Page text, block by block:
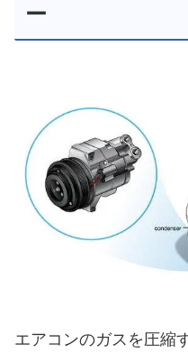
ー
エアコンのガスを圧縮